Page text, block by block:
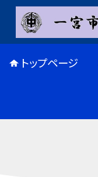
トップページ